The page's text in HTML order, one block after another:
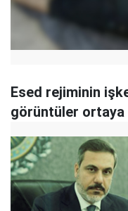
Esed rejiminin
görüntüler ortaya